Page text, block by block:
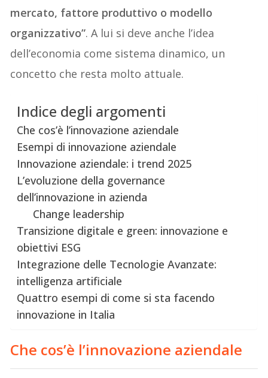
mercato, fattore produttivo o modello
organizzativo”. A lui si deve anche l’idea
dell’economia come sistema dinamico, un
concetto che resta molto attuale.
Indice degli argomenti
Che cos’è l’innovazione aziendale
Esempi di innovazione aziendale
Innovazione aziendale: i trend 2025
L’evoluzione della governance
dell’innovazione in azienda
Change leadership
Transizione digitale e green: innovazione e
obiettivi ESG
Integrazione delle Tecnologie Avanzate:
intelligenza artificiale
Quattro esempi di come si sta facendo
innovazione in Italia
Che cos’è l’innovazione aziendale